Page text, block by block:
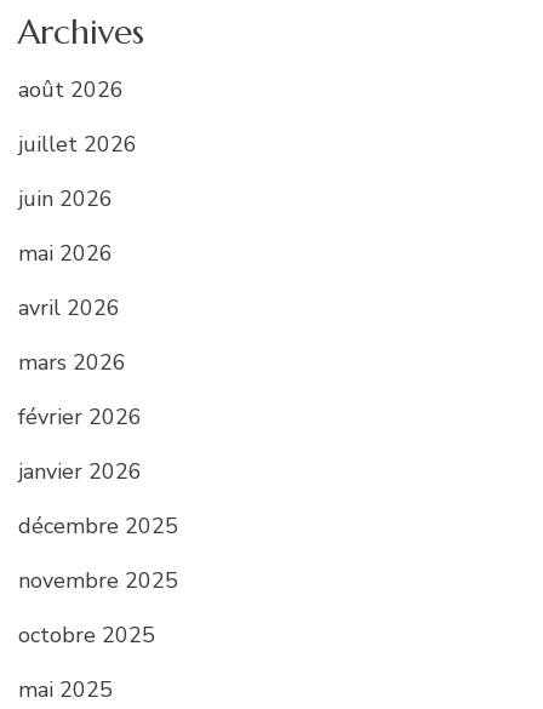
Archives
août 2026
juillet 2026
juin 2026
mai 2026
avril 2026
mars 2026
février 2026
janvier 2026
décembre 2025
novembre 2025
octobre 2025
mai 2025